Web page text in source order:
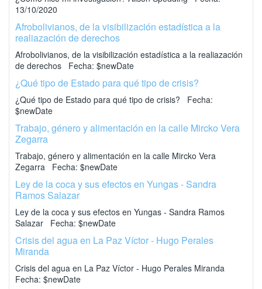
13/10/2020
Afrobolivianos, de la visibilización estadística a la
realiazación de derechos
Afrobolivianos, de la visibilización estadística a la realiazación
de derechos Fecha: $newDate
¿Qué tipo de Estado para qué tipo de crisis?
¿Qué tipo de Estado para qué tipo de crisis? Fecha:
$newDate
Trabajo, género y alimentación en la calle Mircko Vera
Zegarra
Trabajo, género y alimentación en la calle Mircko Vera
Zegarra Fecha: $newDate
Ley de la coca y sus efectos en Yungas - Sandra
Ramos Salazar
Ley de la coca y sus efectos en Yungas - Sandra Ramos
Salazar Fecha: $newDate
Crisis del agua en La Paz Víctor - Hugo Perales
Miranda
Crisis del agua en La Paz Víctor - Hugo Perales Miranda
Fecha: $newDate